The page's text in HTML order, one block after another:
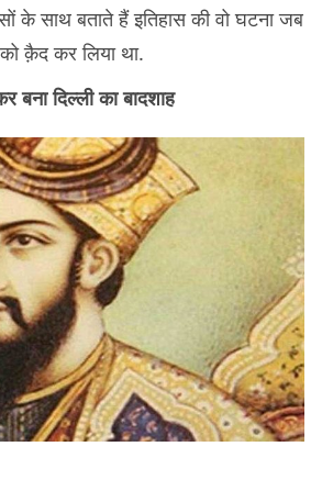
के साथ बताते हैं इतिहास की वो घटना जब
क़ैद कर लिया था.
बना दिल्ली का बादशाह